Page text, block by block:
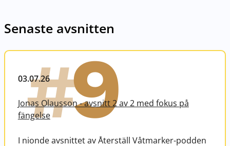
Senaste avsnitten
03.07.26
Jonas Olausson - avsnitt 2 av 2 med fokus på
fängelse
I nionde avsnittet av Återställ Våtmarker-podden
#9